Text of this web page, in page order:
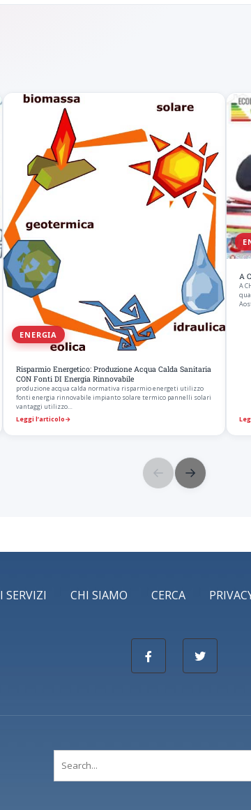
ENERGIA
Risparmio Energetico: Produzione Acqua Calda Sanitaria
CON Fonti DI Energia Rinnovabile
produzione acqua calda normativa risparmio energeti utilizzo
fonti energia rinnovabile impianto solare termico pannelli solari
vantaggi utilizzo…
Leggi l’articolo→
A
A
← →
I SERVIZI CHI SIAMO CERCA